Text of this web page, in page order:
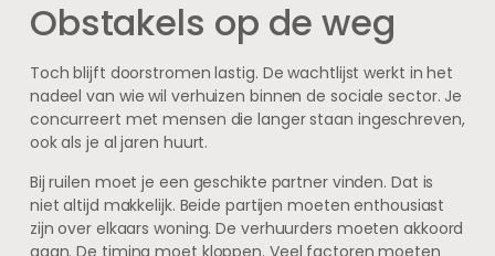
Obstakels op de weg
Toch blijft doorstromen lastig. De wachtlijst werkt in het
nadeel van wie wil verhuizen binnen de sociale sector. Je
concurreert met mensen die langer staan ingeschreven,
ook als je al jaren huurt.
Bij ruilen moet je een geschikte partner vinden. Dat is
niet altijd makkelijk. Beide partijen moeten enthousiast
zijn over elkaars woning. De verhuurders moeten akkoord
gaan. De timing moet kloppen. Veel factoren moeten